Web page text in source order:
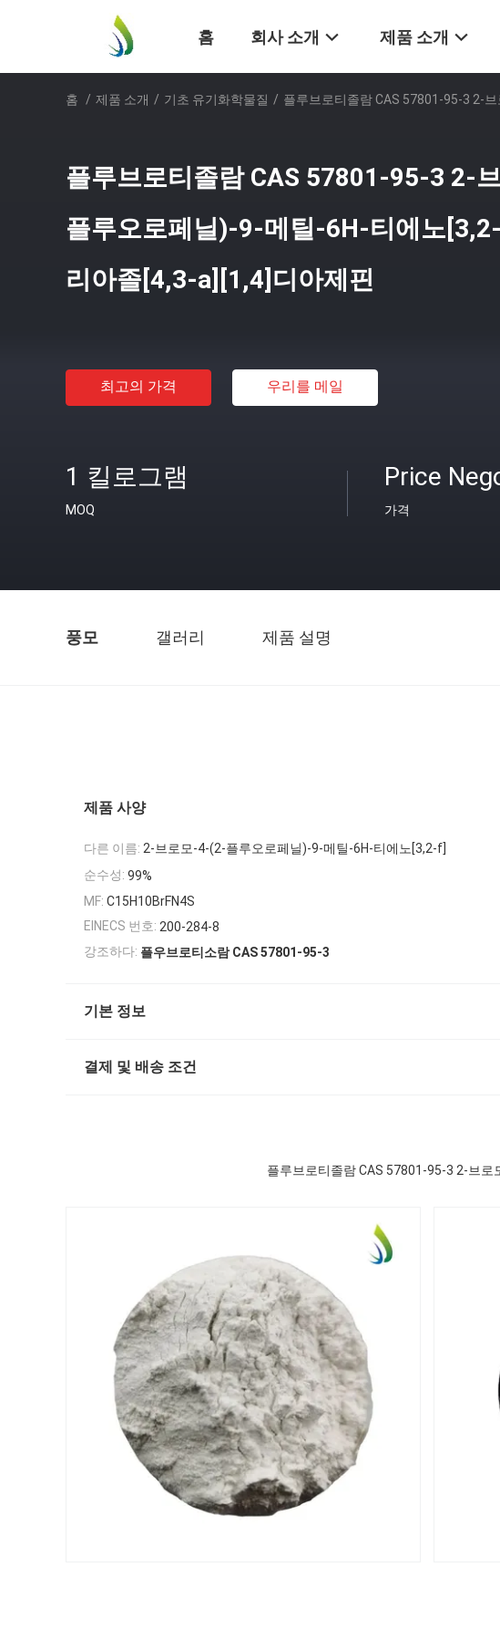
홈 회사 소개 제품 소개
홈 / 제품 소개 / 기초 유기화학물질 / 플루브로티졸람 CAS 57801-95-3 2-
플루브로티졸람 CAS 57801-95-3 2-
플루오로페닐)-9-메틸-6H-티에노
리아졸[4,3-a][1,4]디아제핀
최고의 가격 우리를 메일
1 킬로그램
MOQ
Price
가격
풍모 갤러리 제품 설명
제품 사양
다른 이름: 2-브로모-4-(2-플루오로페닐)-9-메틸-6H-티에노[3,2-f]
순수성: 99%
MF: C15H10BrFN4S
EINECS 번호: 200-284-8
강조하다: 플우브로티소람 CAS 57801-95-3
기본 정보
결제 및 배송 조건
플루브로티졸람 CAS 57801-95-3 2-브